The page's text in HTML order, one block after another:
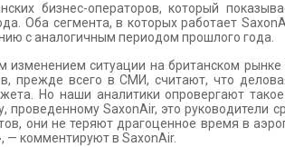
бизнес-операторов, который
Оба сегмента, в которых работает
с аналогичным периодом прошлого года.
ситуации на британском
прежде всего в СМИ, считают, что
Но наши аналитики опровергают
SaxonAir, это руководители
они не теряют драгоценное время в
комментируют в SaxonAir.